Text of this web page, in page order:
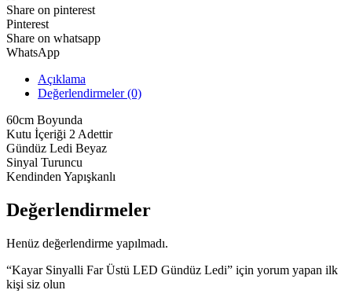
adet
Share on pinterest
Pinterest
Share on whatsapp
WhatsApp
Açıklama
Değerlendirmeler (0)
60cm Boyunda
Kutu İçeriği 2 Adettir
Gündüz Ledi Beyaz
Sinyal Turuncu
Kendinden Yapışkanlı
Değerlendirmeler
Henüz değerlendirme yapılmadı.
“Kayar Sinyalli Far Üstü LED Gündüz Ledi” için yorum yapan ilk
kişi siz olun